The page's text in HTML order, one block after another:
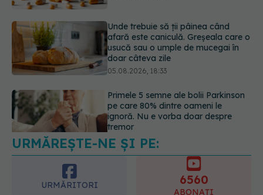
Primele 5 semne ale bolii Parkinson
pe care 80% dintre oameni le
ignoră. Nu e vorba doar despre
tremor
05.08.2026, 17:31
Gabriela Cristea, manifest pentru
respect și acceptare: Corpul
fiecăruia spune o poveste
URMĂREȘTE-NE ȘI PE:
URMĂRITORI 6560
ABONAȚI